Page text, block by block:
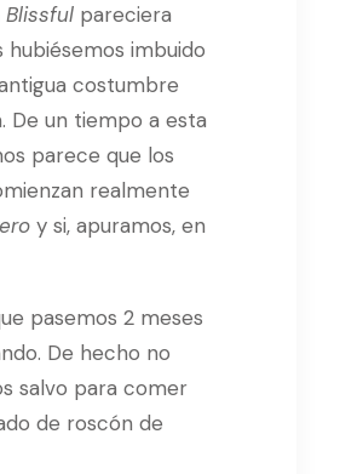
Blissful pareciera
hubiésemos imbuido
costumbre
De un tiempo a esta
parece que los
realmente
y si, apuramos, en
pasemos 2 meses
De hecho no
salvo para comer
de roscón de